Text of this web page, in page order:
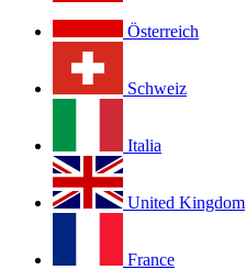
Österreich
Schweiz
Italia
United Kingdom
France